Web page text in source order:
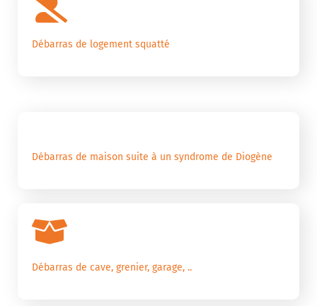
Débarras de logement squatté
Débarras de maison suite à un syndrome de Diogène
Débarras de cave, grenier, garage, ..